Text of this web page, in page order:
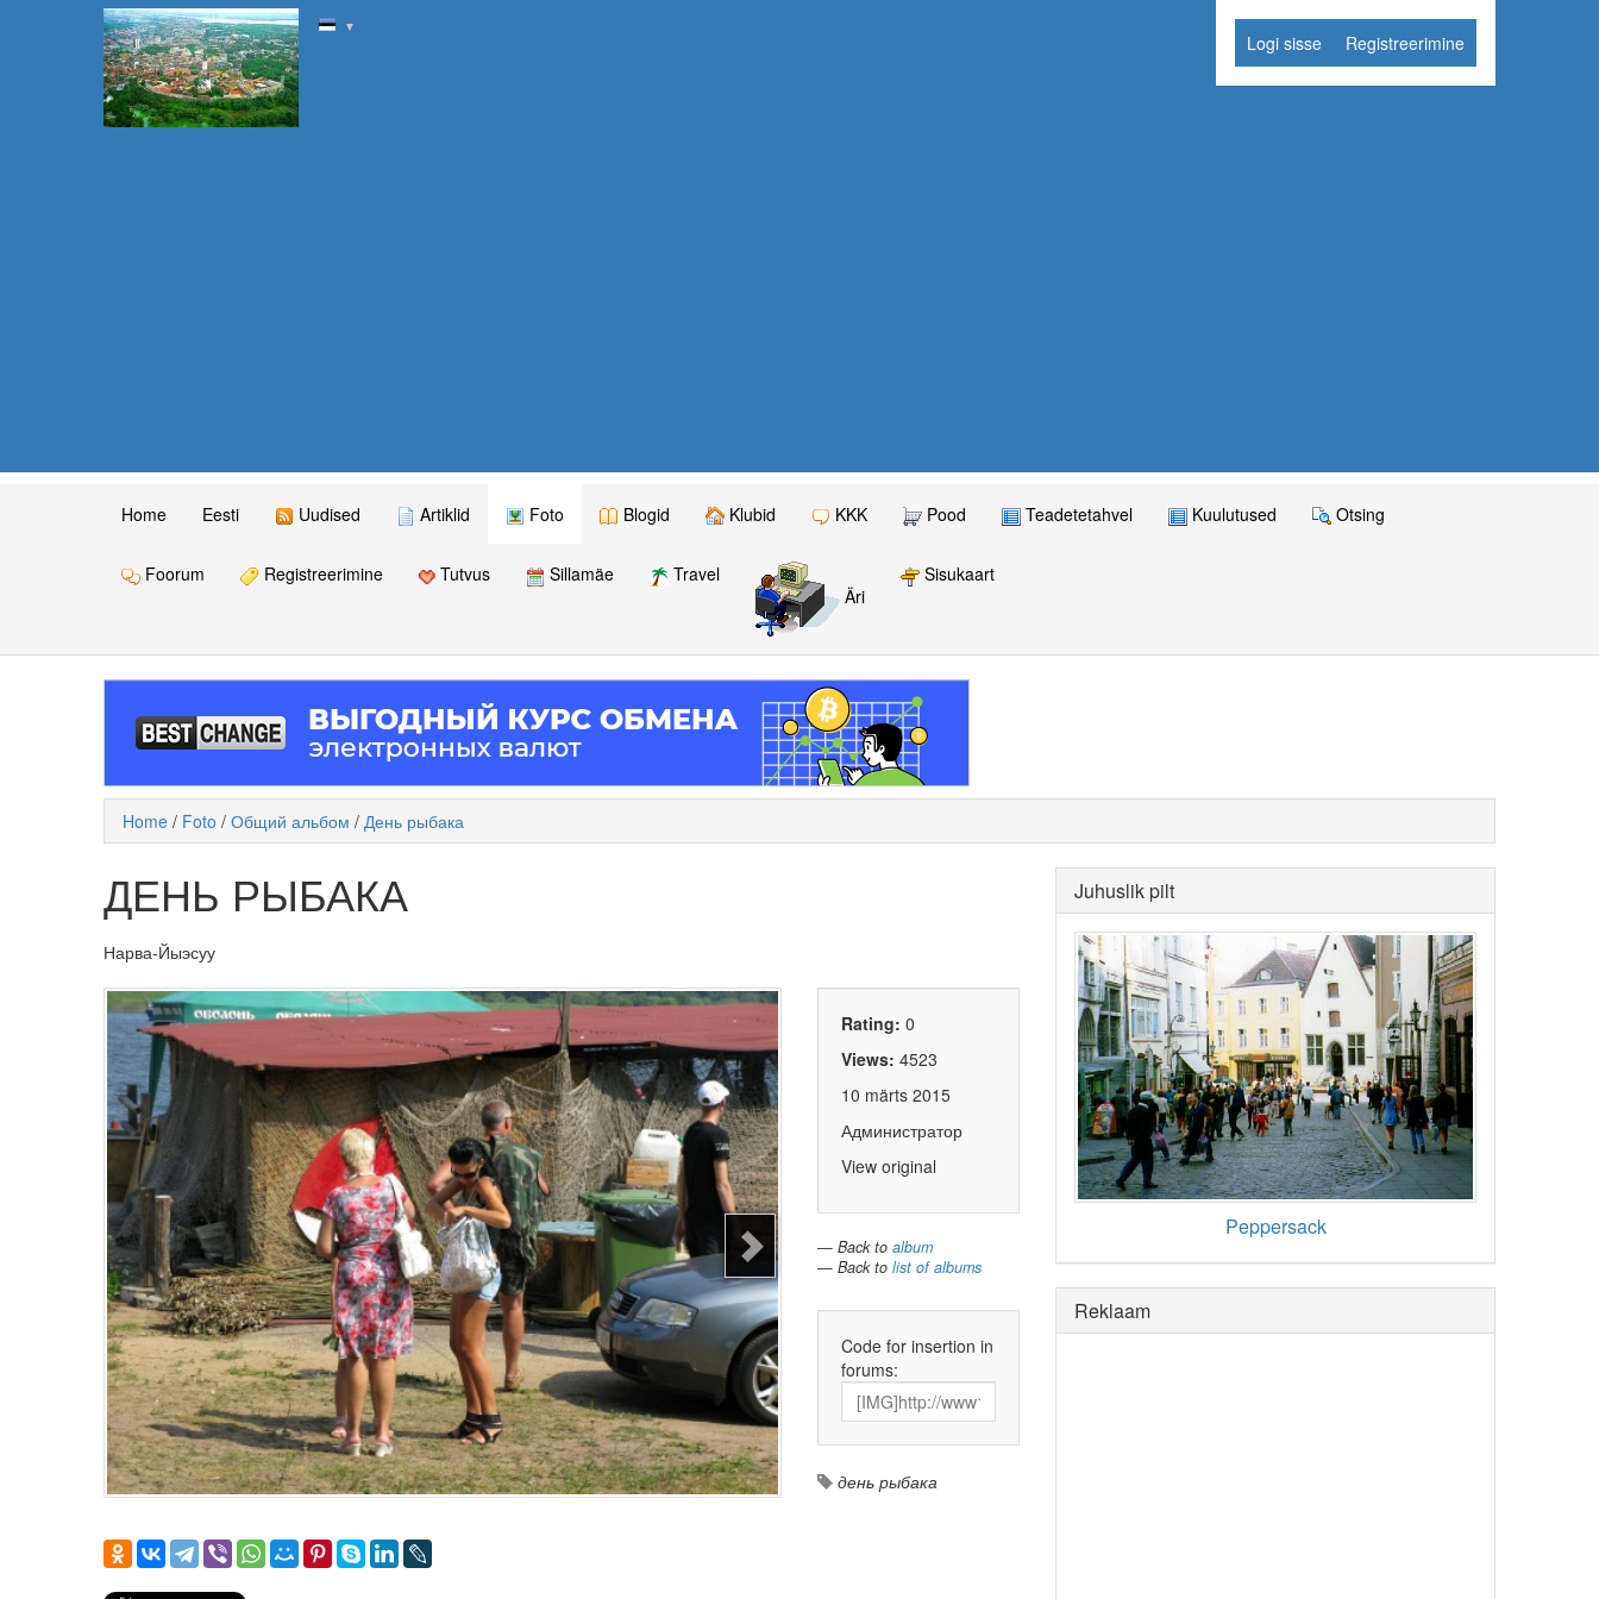
▼
Logi sisse Registreerimine
Home Eesti Uudised Artiklid Foto Blogid Klubid KKK Pood Teadetetahvel Kuulutused Otsing
Foorum Registreerimine Tutvus Sillamäe
Travel
Äri
Sisukaart
Home / Foto / Общий альбом / День рыбака
ДЕНЬ РЫБАКА
Нарва-Йыэсуу
Rating: 0
Views: 4523
10 märts 2015
Администратор
View original
— Back to album
— Back to list of albums
Code for insertion in
forums:
день рыбака
Juhuslik pilt
Peppersack
Reklaam